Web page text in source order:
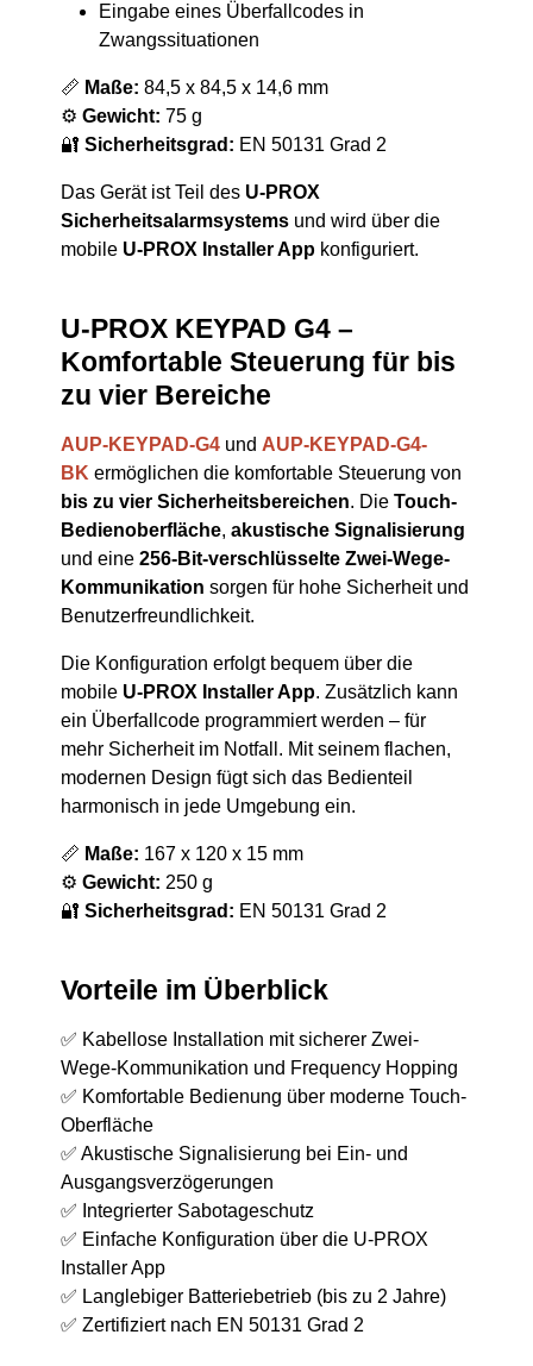
Eingabe eines Überfallcodes in
Zwangssituationen
📏 Maße: 84,5 x 84,5 x 14,6 mm
⚙️ Gewicht: 75 g
🔐 Sicherheitsgrad: EN 50131 Grad 2
Das Gerät ist Teil des U-PROX
Sicherheitsalarmsystems und wird über die
mobile U-PROX Installer App konfiguriert.
U-PROX KEYPAD G4 –
Komfortable Steuerung für bis
zu vier Bereiche
AUP-KEYPAD-G4 und AUP-KEYPAD-G4-
BK ermöglichen die komfortable Steuerung von
bis zu vier Sicherheitsbereichen. Die Touch-
Bedienoberfläche, akustische Signalisierung
und eine 256-Bit-verschlüsselte Zwei-Wege-
Kommunikation sorgen für hohe Sicherheit und
Benutzerfreundlichkeit.
Die Konfiguration erfolgt bequem über die
mobile U-PROX Installer App. Zusätzlich kann
ein Überfallcode programmiert werden – für
mehr Sicherheit im Notfall. Mit seinem flachen,
modernen Design fügt sich das Bedienteil
harmonisch in jede Umgebung ein.
📏 Maße: 167 x 120 x 15 mm
⚙️ Gewicht: 250 g
🔐 Sicherheitsgrad: EN 50131 Grad 2
Vorteile im Überblick
✅ Kabellose Installation mit sicherer Zwei-
Wege-Kommunikation und Frequency Hopping
✅ Komfortable Bedienung über moderne Touch-
Oberfläche
✅ Akustische Signalisierung bei Ein- und
Ausgangsverzögerungen
✅ Integrierter Sabotageschutz
✅ Einfache Konfiguration über die U-PROX
Installer App
✅ Langlebiger Batteriebetrieb (bis zu 2 Jahre)
✅ Zertifiziert nach EN 50131 Grad 2